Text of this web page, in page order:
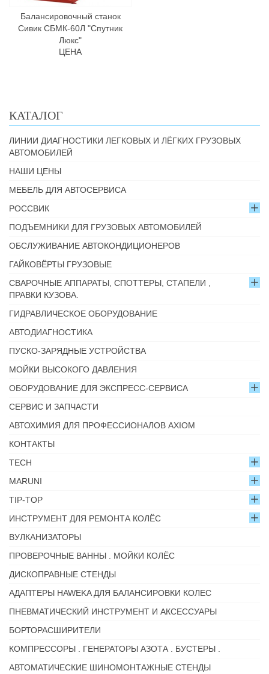
Балансировочный станок
Сивик СБМК-60Л "Спутник
Люкс"
ЦЕНА
КАТАЛОГ
ЛИНИИ ДИАГНОСТИКИ ЛЕГКОВЫХ И ЛЁГКИХ ГРУЗОВЫХ
АВТОМОБИЛЕЙ
НАШИ ЦЕНЫ
МЕБЕЛЬ ДЛЯ АВТОСЕРВИСА
РОССВИК
ПОДЪЕМНИКИ ДЛЯ ГРУЗОВЫХ АВТОМОБИЛЕЙ
ОБСЛУЖИВАНИЕ АВТОКОНДИЦИОНЕРОВ
ГАЙКОВЁРТЫ ГРУЗОВЫЕ
СВАРОЧНЫЕ АППАРАТЫ, СПОТТЕРЫ, СТАПЕЛИ ,
ПРАВКИ КУЗОВА.
ГИДРАВЛИЧЕСКОЕ ОБОРУДОВАНИЕ
АВТОДИАГНОСТИКА
ПУСКО-ЗАРЯДНЫЕ УСТРОЙСТВА
МОЙКИ ВЫСОКОГО ДАВЛЕНИЯ
ОБОРУДОВАНИЕ ДЛЯ ЭКСПРЕСС-СЕРВИСА
СЕРВИС И ЗАПЧАСТИ
АВТОХИМИЯ ДЛЯ ПРОФЕССИОНАЛОВ AXIOM
КОНТАКТЫ
TECH
MARUNI
TIP-TOP
ИНСТРУМЕНТ ДЛЯ РЕМОНТА КОЛЁС
ВУЛКАНИЗАТОРЫ
ПРОВЕРОЧНЫЕ ВАННЫ . МОЙКИ КОЛЁС
ДИСКОПРАВНЫЕ СТЕНДЫ
АДАПТЕРЫ HAWEKA ДЛЯ БАЛАНСИРОВКИ КОЛЕС
ПНЕВМАТИЧЕСКИЙ ИНСТРУМЕНТ И АКСЕССУАРЫ
БОРТОРАСШИРИТЕЛИ
КОМПРЕССОРЫ . ГЕНЕРАТОРЫ АЗОТА . БУСТЕРЫ .
АВТОМАТИЧЕСКИЕ ШИНОМОНТАЖНЫЕ СТЕНДЫ